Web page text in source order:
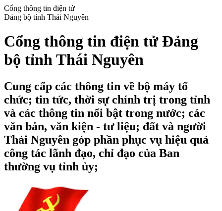
Cổng thông tin điện tử
Đảng bộ tỉnh Thái Nguyên
Cổng thông tin điện tử Đảng
bộ tỉnh Thái Nguyên
Cung cấp các thông tin về bộ máy tổ
chức; tin tức, thời sự chính trị trong tỉnh
và các thông tin nổi bật trong nước; các
văn bản, văn kiện - tư liệu; đất và người
Thái Nguyên góp phần phục vụ hiệu quả
công tác lãnh đạo, chỉ đạo của Ban
thường vụ tỉnh ủy;